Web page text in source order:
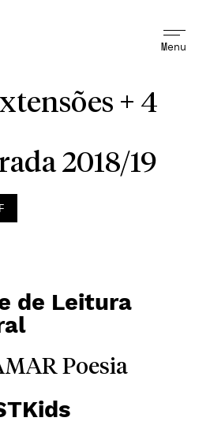
Menu
+ 4
2018/19
de Leitura
Poesia